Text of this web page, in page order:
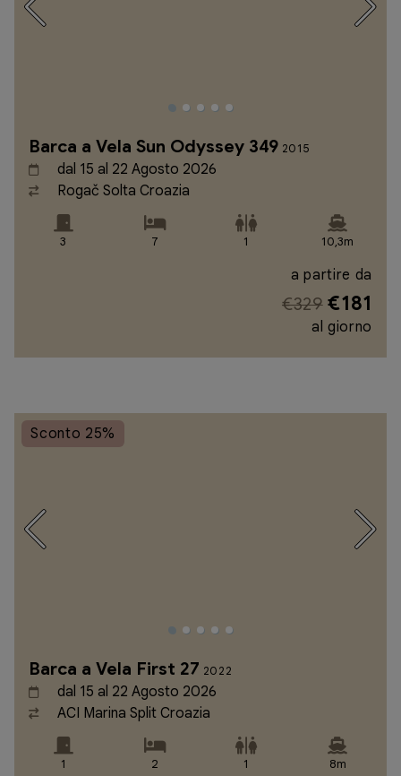
Barca a Vela Sun Odyssey 349 2015
dal 15 al 22 Agosto 2026
Rogač Solta Croazia
3 7 1 10,3m
a partire da
€329 €181
al giorno
Sconto 25%
Barca a Vela First 27 2022
dal 15 al 22 Agosto 2026
ACI Marina Split Croazia
1 2 1 8m